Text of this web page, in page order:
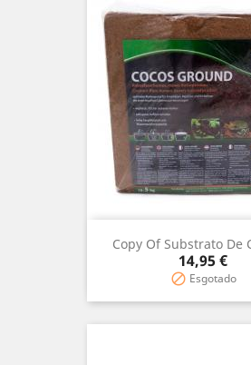
Copy Of Substrato De
Precio
14,95 €
 Esgotado